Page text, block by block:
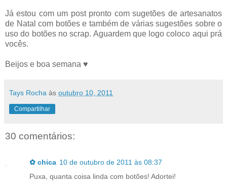
Já estou com um post pronto com sugetões de artesanatos
de Natal com botões e também de várias sugestões sobre o
uso do botões no scrap. Aguardem que logo coloco aqui prá
vocês.
Beijos e boa semana ♥
Tays Rocha às outubro 10, 2011
Compartilhar
30 comentários:
✿ chica 10 de outubro de 2011 às 08:37
Puxa, quanta coisa linda com botões! Adortei!